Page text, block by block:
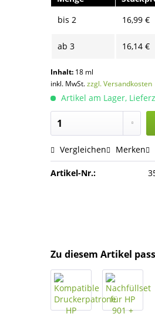
bis2 16,99 €
ab3 16,14 €
Inhalt: 18 ml
inkl. MwSt.zzgl. Versandkosten
Artikel am Lager,
Vergleichen Merken
Artikel-Nr.:
Zu diesem Artikel